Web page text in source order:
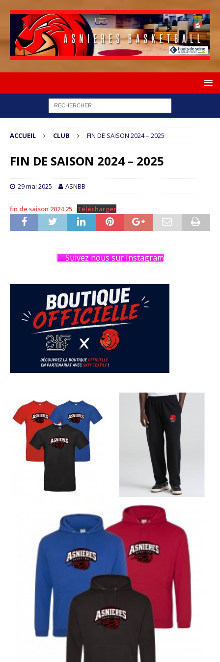
ACCUEIL CLUB FIN DE SAISON 2024 – 2025
FIN DE SAISON 2024 – 2025
29 mai 2025 ASNBB
fin de saison 2024 25 Télécharger
Suivez nous sur Instagram